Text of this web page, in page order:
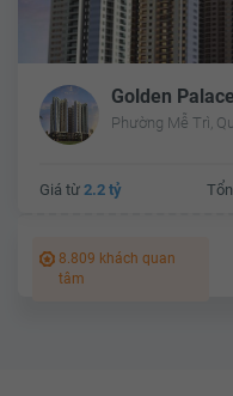
Golden
Giá từ 2.2 tỷ
8.809 khách quan
tâm